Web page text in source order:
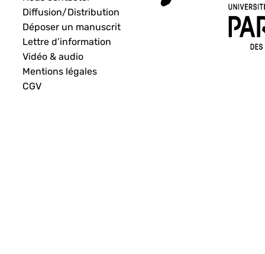
Diffusion/Distribution
Déposer un manuscrit
Lettre d’information
Vidéo & audio
Mentions légales
CGV